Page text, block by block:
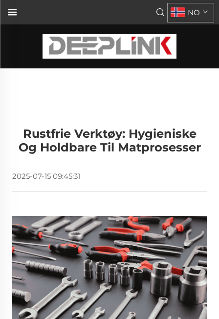
NO
Rustfrie Verktøy: Hygieniske
Og Holdbare Til Matprosesser
2025-07-15 09:45:31